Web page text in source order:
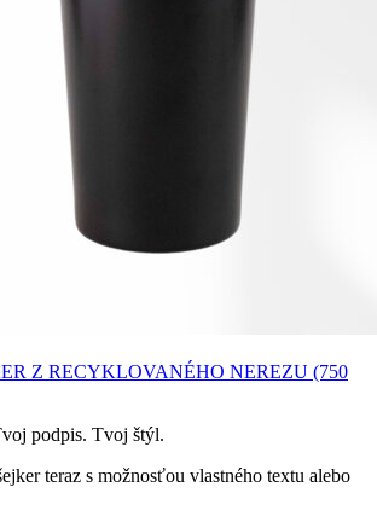
Z RECYKLOVANÉHO NEREZU (750
podpis. Tvoj štýl.
teraz s možnosťou vlastného textu alebo